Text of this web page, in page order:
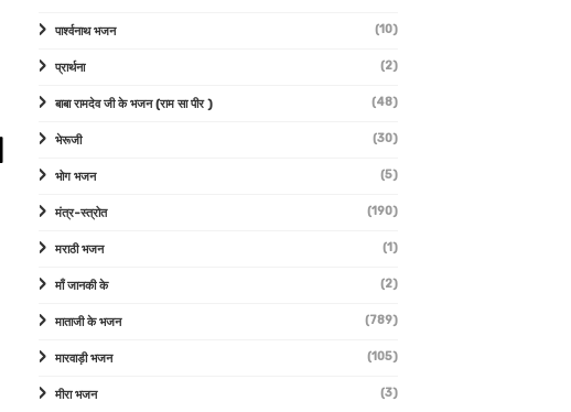
पार्श्वनाथ भजन (10)
प्रार्थना (2)
बाबा रामदेव जी के भजन (राम सा पीर ) (48)
भेरूजी (30)
भोग भजन (5)
मंत्र-स्त्रोत (190)
मराठी भजन (1)
माँ जानकी के (2)
माताजी के भजन (789)
मारवाड़ी भजन (105)
मीरा भजन (3)